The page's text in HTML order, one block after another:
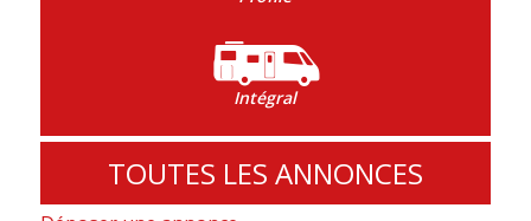
Intégral
TOUTES LES ANNONCES